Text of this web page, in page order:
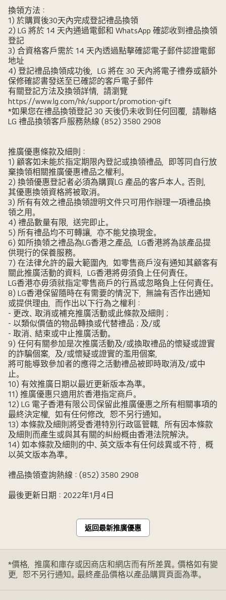
換領方法：
1) 於購買後30天內完成登記禮品換領
2) LG 將於 14 天內通過電郵和 WhatsApp 確認收到禮品換領
登記
3) 合資格客戶需於 14 天內透過點擊確認電子郵件認證電郵
地址
4) 登記禮品換領成功後，LG 將在 30 天內將電子禮券或額外
保修確認書發送至已確認的客戶電子郵件
有關登記方法及換領詳情，請瀏覽
https://www.lg.com/hk/support/promotion-gift
*如果您在禮品換領登記 30 天後仍未收到任何回覆，請聯絡
LG 禮品換領客戶服務熱線 (852) 3580 2908
推廣優惠條款及細則：
1) 顧客如未能於指定期限內登記或換領禮品，即等同自行放
棄換領相關推廣優惠禮品之權利。
2) 換領優惠登記者必須為購買LG 產品的客戶本人。否則，
其優惠換領資格將被取消。
3) 所有有效之禮品換領證明文件只可用作辦理一項禮品換
領之用。
4) 禮品數量有限，送完即止。
5) 所有禮品均不可轉讓，亦不能兌換現金。
6) 如所換領之禮品為LG香港之產品，LG香港將為該產品提
供現行的保養服務。
7) 在法律允許的最大範圍內，如零售商戶沒有通知其顧客有
關此推廣活動的資料，LG香港將毋須負上任何責任。
LG香港亦毋須就指定零售商戶的行爲或忽略負上任何責任。
8) LG香港保留隨時在有需要的情況下，無論有否作出通知
或提供理由，而作出以下行為之權利：
- 更改、取消或補充推廣活動或此條款及細則；
- 以類似價值的物品轉換或代替禮品；及/或
- 取消、結束或中止推廣活動。
9) 任何有關参加是次推廣活動及/或換取禮品的懷疑或證實
的詐騙個案，及/或懷疑或證實的濫用個案，
將可能導致參加者的應得之活動禮品被即時取消及/或中
止。
10) 有效推廣日期以最近更新版本為準。
11) 推廣優惠只適用於香港指定商戶。
12) LG 電子香港有限公司保留此推廣優惠之所有相關事項的
最終決定權，如有任何修改，恕不另行通知。
13) 本條款及細則將受香港特別行政區管轄，所有因本條款
及細則而產生或與其有關的糾紛概由香港法院解決。
14) 如本條款及細則的中、英文版本有任何歧異或不符 ，概
以英文版本為準。
禮品換領查詢熱線：(852) 3580 2908
最後更新日期：2022年1月4日
返回最新推廣優惠
*價格，推廣和庫存或因商店和網店而有所差異。價格如有變
更，恕不另行通知。最終產品價格以產品購買頁面為準。